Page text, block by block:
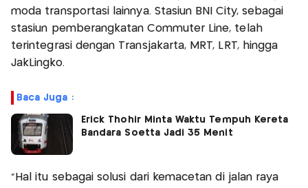
moda transportasi lainnya. Stasiun BNI City, sebagai
stasiun pemberangkatan Commuter Line, telah
terintegrasi dengan Transjakarta, MRT, LRT, hingga
JakLingko.
Baca Juga :
Erick Thohir Minta Waktu Tempuh Kereta
Bandara Soetta Jadi 35 Menit
“Hal itu sebagai solusi dari kemacetan di jalan raya